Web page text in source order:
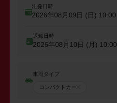
出発日時
2026年08月09日 (日) 10:00
返却日時
2026年08月10日 (月) 10:00
車両タイプ
コンパクトカー